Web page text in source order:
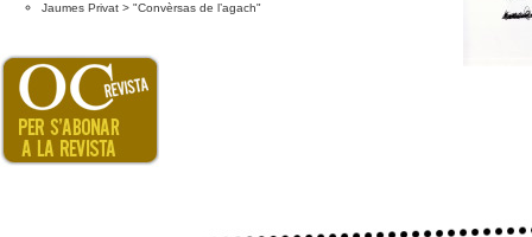
Jaumes Privat > "Convèrsas de l’agach"